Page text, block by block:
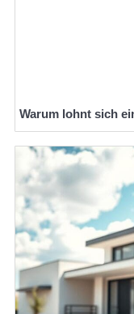
Warum lohnt sich